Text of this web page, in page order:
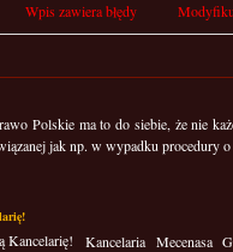
Wpis zawiera błędy
Polskie ma to do siebie, że nie
jak np. w wypadku procedury
Kancelaria Mecenasa